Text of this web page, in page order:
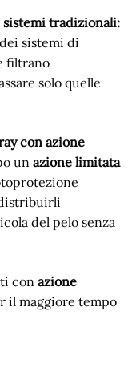
sistemi tradizionali:
sistemi di
filtrano
solo quelle
con azione
unazione limitata
del pelo senza
conazione
il maggiore tempo